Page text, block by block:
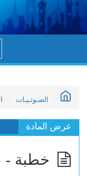
الصـوتـيـات
عرض المادة
خطبة -